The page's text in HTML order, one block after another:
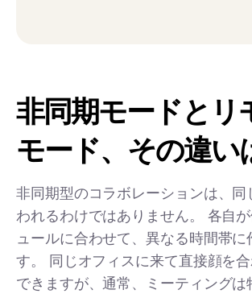
非同期モードとリ
モード、その違い
非同期型のコラボレーションは、同
われるわけではありません。 各自
ュールに合わせて、異なる時間帯に
す。 同じオフィスに来て直接顔を
できますが、通常、ミーティングは